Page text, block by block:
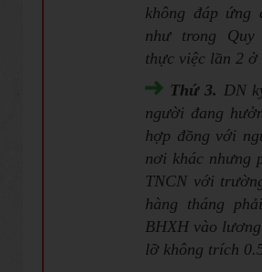
không đáp ứng
như trong
thực việc lần 2
Thứ 3. DN
người đang
hợp đồng với
nơi khác nhưng
TNCN với
hàng tháng
BHXH vào
lỡ không trích